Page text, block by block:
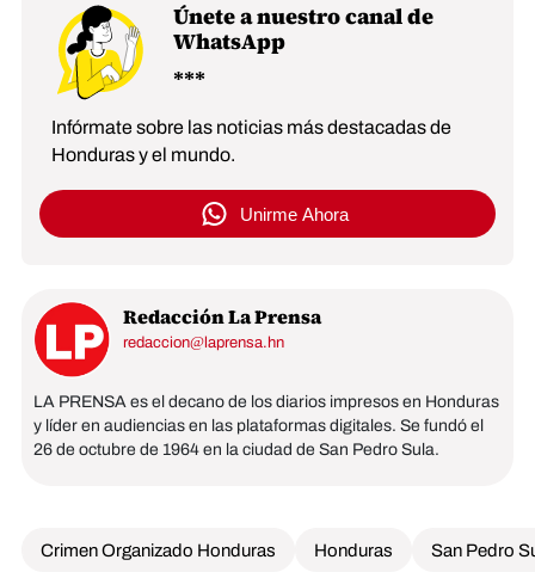
Únete a nuestro canal de
WhatsApp
Infórmate sobre las noticias más destacadas de
Honduras y el mundo.
Unirme Ahora
Redacción La Prensa
redaccion@laprensa.hn
LA PRENSA es el decano de los diarios impresos en Honduras
y líder en audiencias en las plataformas digitales. Se fundó el
26 de octubre de 1964 en la ciudad de San Pedro Sula.
Crimen Organizado Honduras Honduras San Pedro